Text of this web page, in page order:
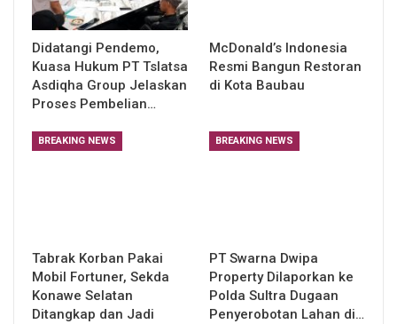
Didatangi Pendemo,
Kuasa Hukum PT Tslatsa
Asdiqha Group Jelaskan
Proses Pembelian…
McDonald’s Indonesia
Resmi Bangun Restoran
di Kota Baubau
BREAKING NEWS
Tabrak Korban Pakai
Mobil Fortuner, Sekda
Konawe Selatan
Ditangkap dan Jadi
BREAKING NEWS
PT Swarna Dwipa
Property Dilaporkan ke
Polda Sultra Dugaan
Penyerobotan Lahan di…